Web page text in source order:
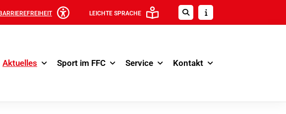
LEICHTE SPRACHE
Aktuelles Sport im FFC Service Kontakt